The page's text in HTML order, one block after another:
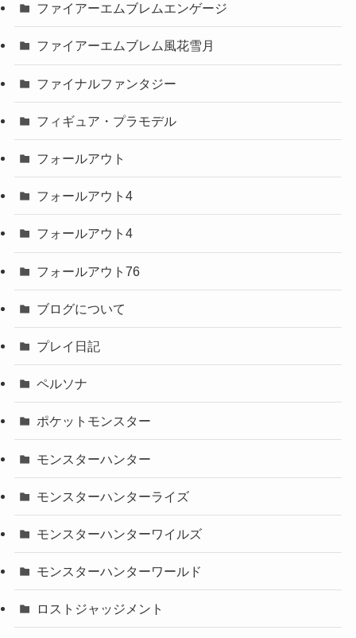
ファイアーエムブレムエンゲージ
ファイアーエムブレム風花雪月
ファイナルファンタジー
フィギュア・プラモデル
フォールアウト
フォールアウト4
フォールアウト4
フォールアウト76
ブログについて
プレイ日記
ペルソナ
ポケットモンスター
モンスターハンター
モンスターハンターライズ
モンスターハンターワイルズ
モンスターハンターワールド
ロストジャッジメント